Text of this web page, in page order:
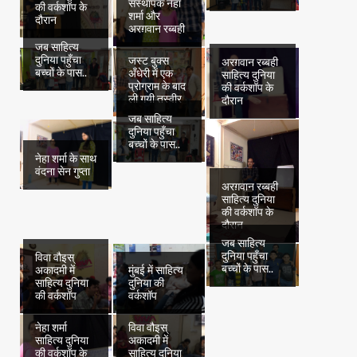
की वर्कशॉप के
दौरान
संस्थापक नेहा
शर्मा और
अरग़वान रब्बही
जब साहित्य
दुनिया पहुँचा
बच्चों के पास..
जस्ट बुक्स
अँधेरी में एक
प्रोग्राम के बाद
ली गयी तस्वीर
अरग़वान रब्बही
साहित्य दुनिया
की वर्कशॉप के
दौरान
नेहा शर्मा के साथ
वंदना सेन गुप्ता
जब साहित्य
दुनिया पहुँचा
बच्चों के पास..
अरग़वान रब्बही
साहित्य दुनिया
की वर्कशॉप के
दौरान
विवा वौइस्
अकादमी में
साहित्य दुनिया
की वर्कशॉप
मुंबई में साहित्य
दुनिया की
वर्कशॉप
जब साहित्य
दुनिया पहुँचा
बच्चों के पास..
नेहा शर्मा
साहित्य दुनिया
की वर्कशॉप के
विवा वौइस्
अकादमी में
साहित्य दुनिया